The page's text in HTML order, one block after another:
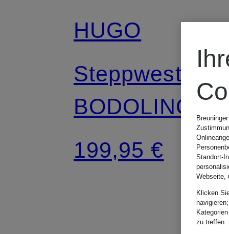
HUGO
Steppweste
BODOLINO
199,95 €
Standort-
Webseite,
Klicken
zu treffen.